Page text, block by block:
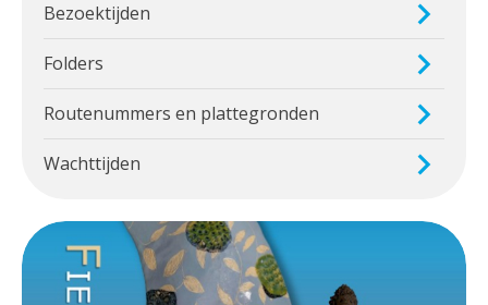
Bezoektijden
Folders
Routenummers en plattegronden
Wachttijden